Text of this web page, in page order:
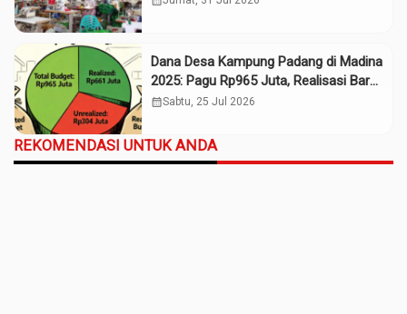
Dana Desa Kampung Padang di Madina
2025: Pagu Rp965 Juta, Realisasi Baru
Rp661 Juta
calendar_monthSabtu, 25 Jul 2026
REKOMENDASI UNTUK ANDA